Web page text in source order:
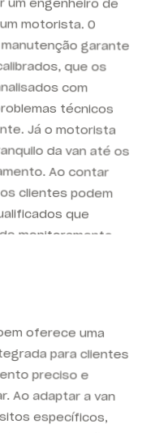
que os
com
técnicos
Já o motorista
da van até os
Ao contar
os clientes podem
que
monitoramento
no manuseio dos
específicos,
de operação e
e peças
dedicado, a
possam avaliar